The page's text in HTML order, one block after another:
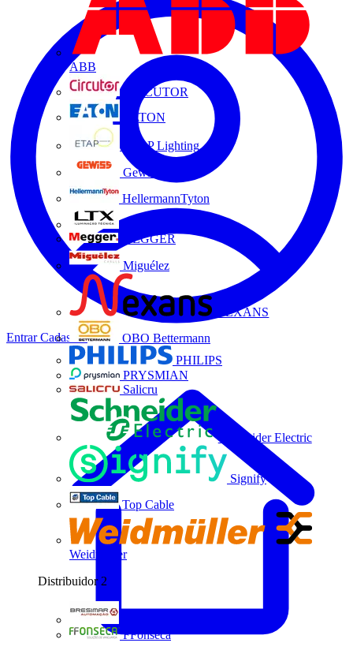
ABB
CIRCUTOR
EATON
ETAP Lighting
Gewiss
HellermannTyton
MEGGER
Miguélez
NEXANS
OBO Bettermann
PHILIPS
PRYSMIAN
Salicru
Schneider Electric
Signify
Top Cable
Weidmüller
Distribuidor 2
FFonseca
EntrarCadastrar